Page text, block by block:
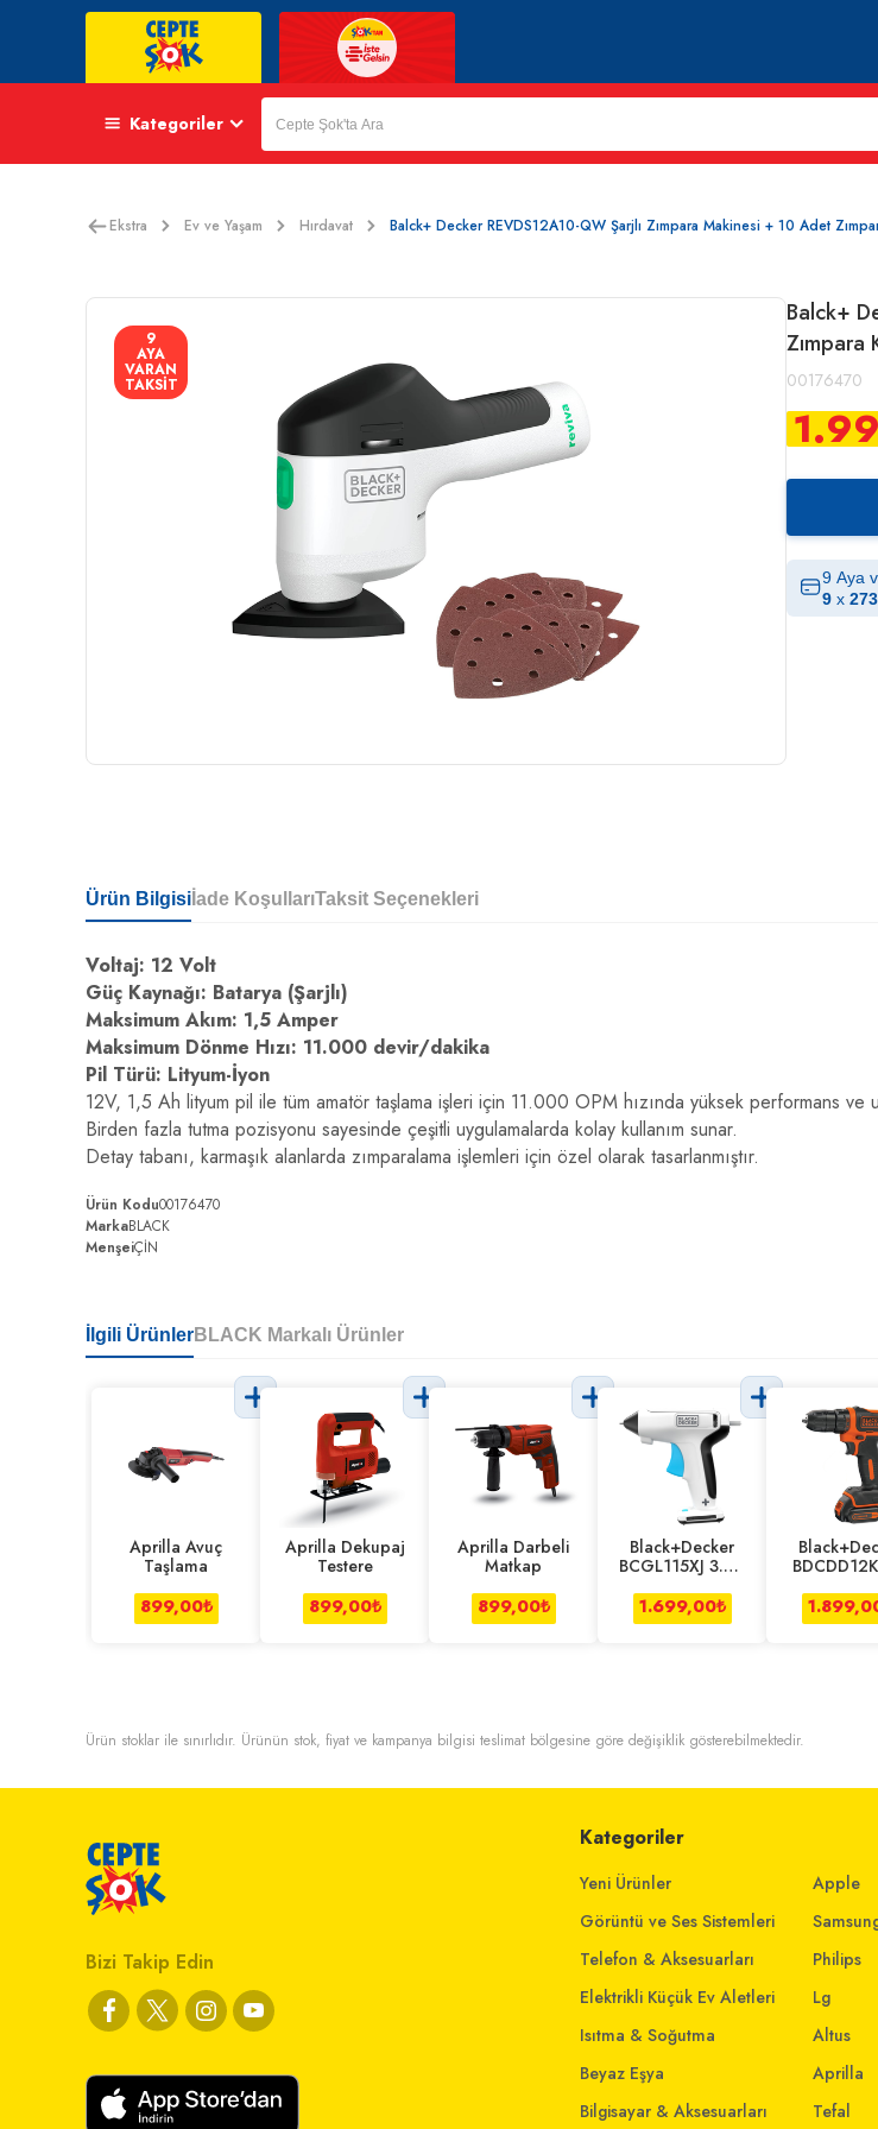
Kategoriler
Ekstra Ev ve Yaşam Hırdavat Balck+ Decker REVDS12A10-QW Şarjlı Zımpara Makinesi + 10 Adet
9
AYA
VARAN
TAKSİT
Balck+
Zımpara
00176470
9 Aya
9 x
Ürün Bilgisi İade KoşullarıTaksit Seçenekleri
Voltaj: 12 Volt
Güç Kaynağı: Batarya (Şarjlı)
Maksimum Akım: 1,5 Amper
Maksimum Dönme Hızı: 11.000 devir/dakika
Pil Türü: Lityum-İyon
12V, 1,5 Ah lityum pil ile tüm amatör taşlama işleri için 11.000 OPM hızında yüksek performans ve
Birden fazla tutma pozisyonu sayesinde çeşitli uygulamalarda kolay kullanım sunar.
Detay tabanı, karmaşık alanlarda zımparalama işlemleri için özel olarak tasarlanmıştır.
Ürün Kodu00176470
MarkaBLACK
MenşeiÇİN
İlgili ÜrünlerBLACK Markalı Ürünler
Aprilla Avuç
Taşlama
899,00₺
Aprilla Dekupaj
Testere
899,00₺
Aprilla Darbeli
Matkap
899,00₺
Black+Decker
BCGL115XJ 3.6V
Tabancası
1.699,00₺
Matkap
Ürün stoklar ile sınırlıdır. Ürünün stok, fiyat ve kampanya bilgisi teslimat bölgesine göre değişiklik gösterebilmektedir.
Bizi Takip Edin
Kategoriler
Yeni Ürünler
Görüntü ve Ses Sistemleri
Telefon & Aksesuarları
Elektrikli Küçük Ev Aletleri
Isıtma & Soğutma
Beyaz Eşya
Bilgisayar & Aksesuarları
Apple
Philips
Lg
Altus
Aprilla
Tefal